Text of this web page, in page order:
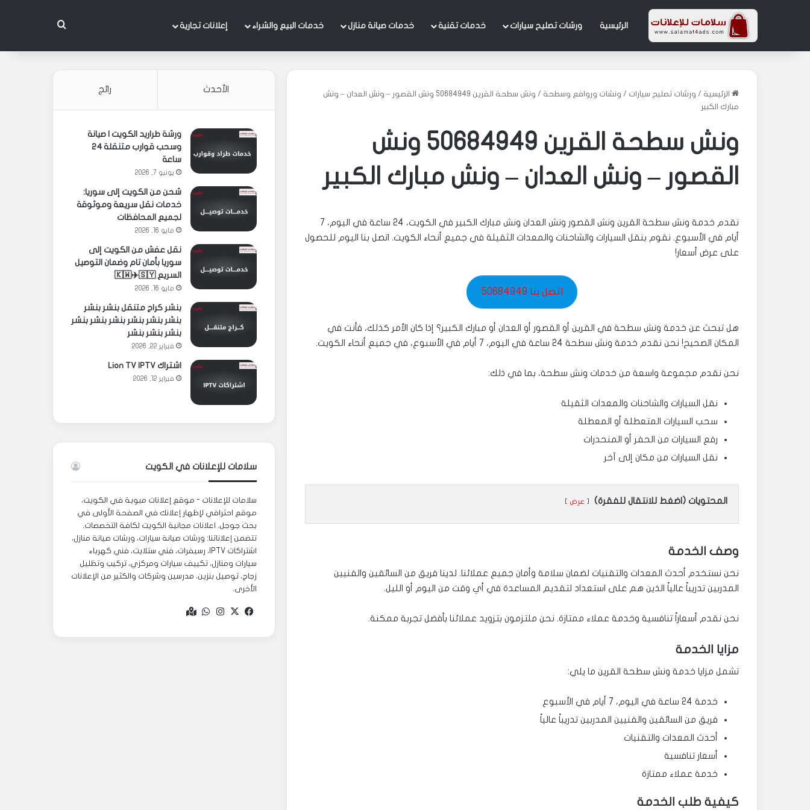
الرئيسية ورشات تصليح سيارات خدمات تقنية خدمات صيانة منازل خدمات البيع والشراء إعلانات تجارية بحث عن
الرئيسية / ورشات تصليح سيارات / ونشات وروافع وسطحة /
ونش سطحة القرين 50684949 ونش القصور – ونش العدان – ونش
مبارك الكبير
ونش سطحة القرين 50684949 ونش
القصور – ونش العدان – ونش مبارك الكبير
نقدم خدمة ونش سطحة القرين ونش القصور ونش العدان ونش مبارك الكبير في الكويت، 24 ساعة في اليوم، 7
أيام في الأسبوع. نقوم بنقل السيارات والشاحنات والمعدات الثقيلة في جميع أنحاء الكويت. اتصل بنا اليوم للحصول
على عرض أسعار!
اتصل بنا 50684949
هل تبحث عن خدمة ونش سطحة في القرين أو القصور أو العدان أو مبارك الكبير؟ إذا كان الأمر كذلك، فأنت في
المكان الصحيح! نحن نقدم خدمة ونش سطحة 24 ساعة في اليوم، 7 أيام في الأسبوع، في جميع أنحاء الكويت.
نحن نقدم مجموعة واسعة من خدمات ونش سطحة، بما في ذلك:
نقل السيارات والشاحنات والمعدات الثقيلة
سحب السيارات المتعطلة أو المعطلة
رفع السيارات من الحفر أو المنحدرات
نقل السيارات من مكان إلى آخر
المحتويات (اضغط للانتقال للفقرة) عرض
وصف الخدمة
نحن نستخدم أحدث المعدات والتقنيات لضمان سلامة وأمان جميع عملائنا. لدينا فريق من السائقين والفنيين
المدربين تدريباً عالياً الذين هم على استعداد لتقديم المساعدة في أي وقت من اليوم أو الليل.
نحن نقدم أسعاراً تنافسية وخدمة عملاء ممتازة. نحن ملتزمون بتزويد عملائنا بأفضل تجربة ممكنة.
مزايا الخدمة
تشمل مزايا خدمة ونش سطحة القرين ما يلي:
خدمة 24 ساعة في اليوم، 7 أيام في الأسبوع
فريق من السائقين والفنيين المدربين تدريباً عالياً
أحدث المعدات والتقنيات
أسعار تنافسية
خدمة عملاء ممتازة
كيفية طلب الخدمة
الأحدث رائج
ورشة طراريد الكويت | صيانة
وسحب قوارب متنقلة 24
ساعة
يونيو 7, 2026
شحن من الكويت إلى سوريا:
خدمات نقل سريعة وموثوقة
لجميع المحافظات
مايو 16, 2026
نقل عفش من الكويت إلى
سوريا بأمان تام وضمان التوصيل
السريع 🇰🇼✈️🇸🇾
مايو 16, 2026
بنشر كراج متنقل بنشر بنشر
بنشر بنشر بنشر بنشر بنشر بنشر
بنشر بنشر بنشر
فبراير 22, 2026
اشتراك Lion TV IPTV
فبراير 12, 2026
سلامات للإعلانات في الكويت
سلامات للإعلانات - موقع إعلانات مبوبة في الكويت،
موقع احترافي لإظهار إعلانك في الصفحة الأولى في
بحث جوجل. اعلانات مجانية الكويت لكافة التخصصات.
تتضمن إعلاناتنا: ورشات صيانة سيارات، ورشات صيانة منازل،
اشتراكات IPTV، رسيفرات، فني ستلايت، فني كهرباء
سيارات ومنازل، تكييف سيارات ومركزي، تركيب وتظليل
زجاج، توصيل بنزين، مدرسين وشركات والكثير من الإعلانات
الأخرى.
فيسبوك
‫X انستقرام
واتساب